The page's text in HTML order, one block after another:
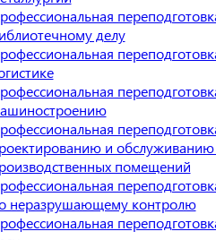
делу
и обслуживанию
помещений
неразрушающему контролю